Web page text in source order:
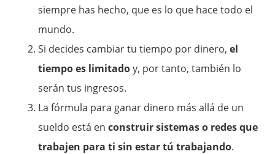
siempre has hecho, que es lo que hace todo el
mundo.
Si decides cambiar tu tiempo por dinero,el
tiempo es limitadoy, por tanto, también lo
serán tus ingresos.
La fórmula para ganar dinero más allá de un
sueldo está enconstruir sistemas o redes que
trabajen para ti sin estar tú trabajando.